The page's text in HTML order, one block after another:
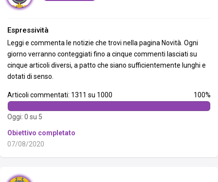
Espressività
Leggi e commenta le notizie che trovi nella pagina Novità. Ogni
giorno verranno conteggiati fino a cinque commenti lasciati su
cinque articoli diversi, a patto che siano sufficientemente lunghi e
dotati di senso.
Articoli commentati: 1311 su 1000 100%
Oggi: 0 su 5
Obiettivo completato
07/08/2020